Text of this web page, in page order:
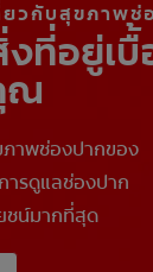
วกับสุขภาพช่
งที่อยู่เ
ณ
ภาพช่องปากของ
ารดูแลช่องปาก
ชน์มากที่สุด